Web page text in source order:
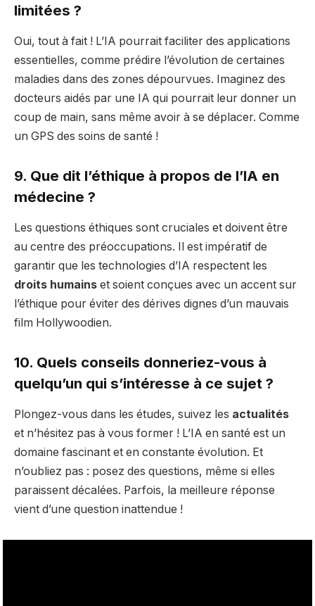
limitées ?
Oui, tout à fait ! L’IA pourrait faciliter des applications
essentielles, comme prédire l’évolution de certaines
maladies dans des zones dépourvues. Imaginez des
docteurs aidés par une IA qui pourrait leur donner un
coup de main, sans même avoir à se déplacer. Comme
un GPS des soins de santé !
9. Que dit l’éthique à propos de l’IA en
médecine ?
Les questions éthiques sont cruciales et doivent être
au centre des préoccupations. Il est impératif de
garantir que les technologies d’IA respectent les
droits humains et soient conçues avec un accent sur
l’éthique pour éviter des dérives dignes d’un mauvais
film Hollywoodien.
10. Quels conseils donneriez-vous à
quelqu’un qui s’intéresse à ce sujet ?
Plongez-vous dans les études, suivez les actualités
et n’hésitez pas à vous former ! L’IA en santé est un
domaine fascinant et en constante évolution. Et
n’oubliez pas : posez des questions, même si elles
paraissent décalées. Parfois, la meilleure réponse
vient d’une question inattendue !